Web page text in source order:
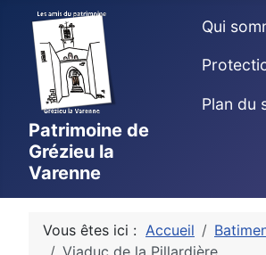
Patrimoine de
Grézieu la
Varenne
Qui
Plan du
Vous êtes ici : Accueil
Viaduc de la Pillardière